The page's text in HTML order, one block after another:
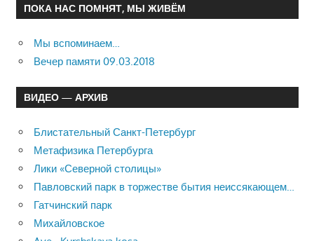
ПОКА НАС ПОМНЯТ, МЫ ЖИВЁМ
Мы вспоминаем…
Вечер памяти 09.03.2018
ВИДЕО — АРХИВ
Блистательный Санкт-Петербург
Метафизика Петербурга
Лики «Северной столицы»
Павловский парк в торжестве бытия неиссякающем…
Гатчинский парк
Михайловское